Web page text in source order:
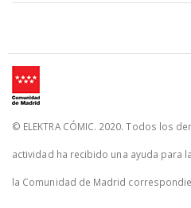
© ELEKTRA CÓMIC. 2020. Todos los
actividad ha recibido una ayuda para
la Comunidad de Madrid